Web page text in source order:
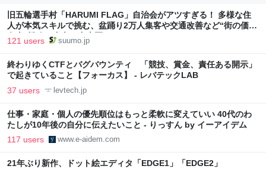
旧五輪選手村「HARUMI FLAG」自治会がアツすぎる！ 多様な住
人が本気スキルで挑む、盆踊り2万人集客や交通改善など“街の価値
向上”戦略 東京・中央区
121 users suumo.jp
終わりゆくCTFとバグバウンティ 「競技、賞金、責任ある開示」
で起きていること【フォーカス】 - レバテックLAB
37 users levtech.jp
仕事・家庭・個人の優先順位はもっと柔軟に変えていい 40代のわ
たしが10年後の自分に伝えたいこと - りっすん by イーアイデム
117 users www.e-aidem.com
21年ぶり新作、ドット絵エディタ「EDGE1」「EDGE2」